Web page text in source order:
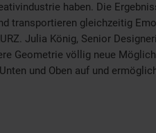
haben. Die
transportieren gleichzeitig
Julia König, Senior
Geometrie völlig neue
und Oben auf und